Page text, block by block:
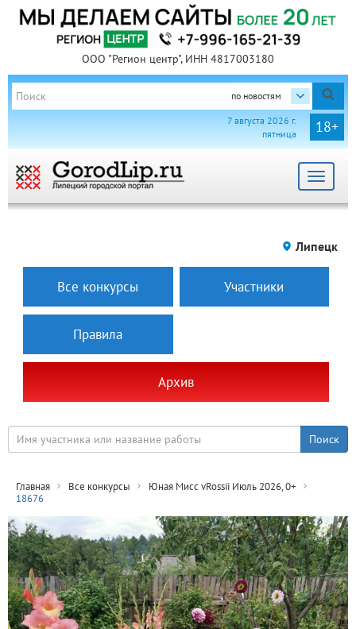
ООО "Регион центр", ИНН 4817003180
по новостям
18+
7 августа 2026 г.
пятница
Toggle
Липецк
Все конкурсы Участники
Правила
Архив
Главная Все конкурсы
Юная Мисс vRossii Июль 2026, 0+
18676